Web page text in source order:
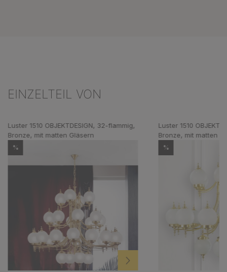
EINZELTEIL VON
Luster 1510 OBJEKTDESIGN, 32-flammig,
Bronze, mit matten Gläsern
%
Luster 1510
Bronze, mit matten
%